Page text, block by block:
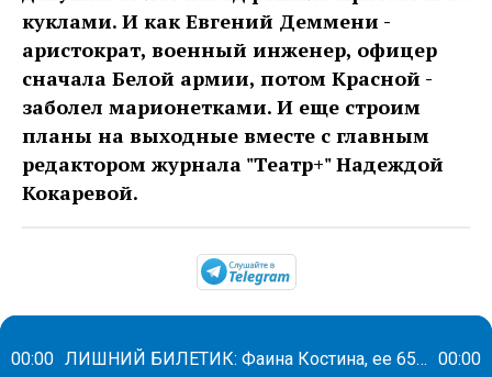
куклами. И как Евгений Деммени -
аристократ, военный инженер, офицер
сначала Белой армии, потом Красной -
заболел марионетками. И еще строим
планы на выходные вместе с главным
редактором журнала "Театр+" Надеждой
Кокаревой.
00:00 ЛИШНИЙ БИЛЕТИК: Фаина Костина, ее 65-й сезон в Театре марионеток им. Деммени и другие планы на выходные 00:00